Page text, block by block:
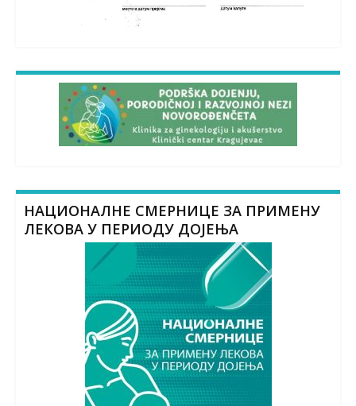
НАЦИОНАЛНЕ СМЕРНИЦЕ ЗА ПРИМЕНУ
ЛЕКОВА У ПЕРИОДУ ДОЈЕЊА